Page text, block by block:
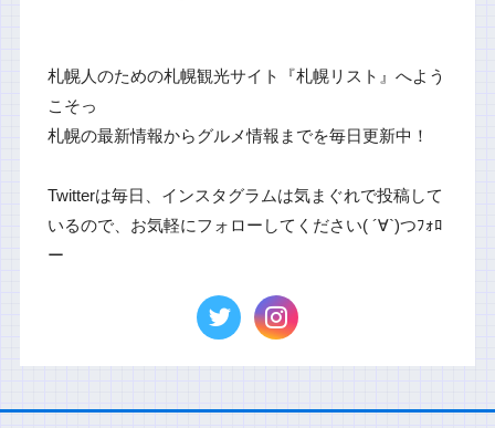
札幌人のための札幌観光サイト『札幌リスト』へよう
こそっ
札幌の最新情報からグルメ情報までを毎日更新中！
Twitterは毎日、インスタグラムは気まぐれで投稿して
いるので、お気軽にフォローしてください( ´∀`)つﾌｫﾛ
ー